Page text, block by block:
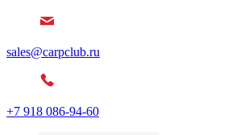
sales@carpclub.ru
+7 918 086-94-60